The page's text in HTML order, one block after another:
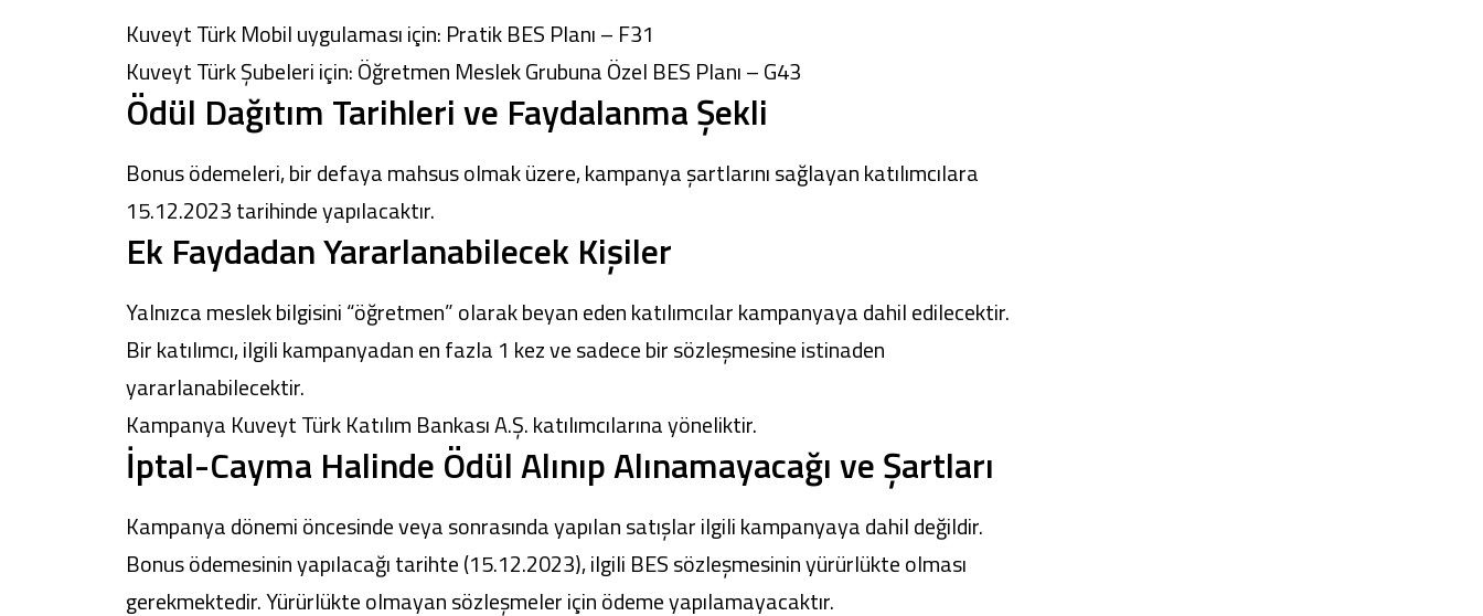
Kuveyt Türk Mobil uygulaması için: Pratik BES Planı – F31
Kuveyt Türk Şubeleri için: Öğretmen Meslek Grubuna Özel BES Planı – G43
Ödül Dağıtım Tarihleri ve Faydalanma Şekli
Bonus ödemeleri, bir defaya mahsus olmak üzere, kampanya şartlarını sağlayan katılımcılara
15.12.2023 tarihinde yapılacaktır.
Ek Faydadan Yararlanabilecek Kişiler
Yalnızca meslek bilgisini “öğretmen” olarak beyan eden katılımcılar kampanyaya dahil edilecektir.
Bir katılımcı, ilgili kampanyadan en fazla 1 kez ve sadece bir sözleşmesine istinaden
yararlanabilecektir.
Kampanya Kuveyt Türk Katılım Bankası A.Ş. katılımcılarına yöneliktir.
İptal-Cayma Halinde Ödül Alınıp Alınamayacağı ve Şartları
Kampanya dönemi öncesinde veya sonrasında yapılan satışlar ilgili kampanyaya dahil değildir.
Bonus ödemesinin yapılacağı tarihte (15.12.2023), ilgili BES sözleşmesinin yürürlükte olması
gerekmektedir. Yürürlükte olmayan sözleşmeler için ödeme yapılamayacaktır.